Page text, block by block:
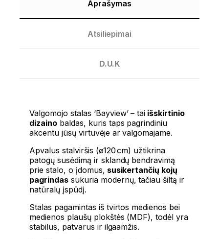
Aprašymas
Atsiliepimai
D.U.K
Valgomojo stalas ‘Bayview’ – tai išskirtinio
dizainobaldas, kuris taps pagrindiniu
akcentu jūsų virtuvėje ar valgomajame.
Apvalus stalviršis (ø120 cm) užtikrina
patogų susėdimą ir sklandų bendravimą
prie stalo, o įdomus, susikertančių kojų
pagrindassukuria modernų, tačiau šiltą ir
natūralų įspūdį.
Stalas pagamintas iš tvirtos medienos bei
medienos plaušų plokštės (MDF), todėl yra
stabilus, patvarus ir ilgaamžis.